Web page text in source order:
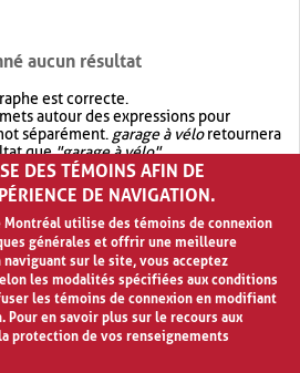
aucun résultat
est correcte.
autour des expressions pour
séparément. garage à véloretournera
que"garage à vélo".
recherche avec OR.garage OR vélo
de résultat quegarage à vélo
DES TÉMOINS AFIN DE
DE NAVIGATION.
Montréal utilise des témoins de connexion
générales et offrir une meilleure
sur le site, vous acceptez
les modalités spécifiées aux conditions
les témoins de connexion en modifiant
Pour en savoir plus sur le recours aux
protection de vos renseignements